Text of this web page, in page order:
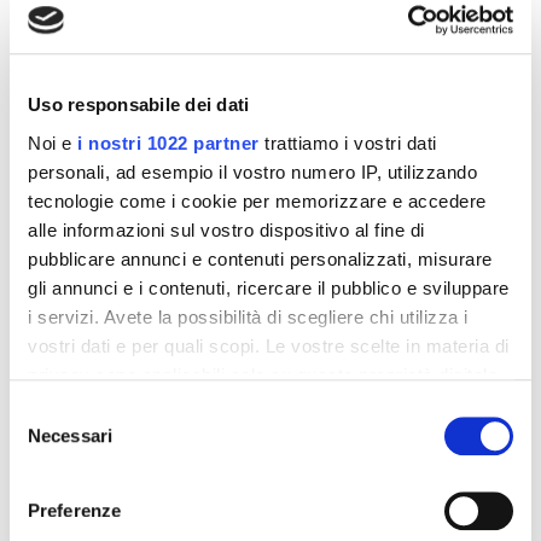
Uso responsabile dei dati
Noi e i nostri 1022 partner trattiamo i vostri dati
personali, ad esempio il vostro numero IP, utilizzando
tecnologie come i cookie per memorizzare e accedere
alle informazioni sul vostro dispositivo al fine di
pubblicare annunci e contenuti personalizzati, misurare
gli annunci e i contenuti, ricercare il pubblico e sviluppare
i servizi. Avete la possibilità di scegliere chi utilizza i
vostri dati e per quali scopi. Le vostre scelte in materia di
modificare o revocare il proprio consenso in qualsiasi
momento dalla Dichiarazione sui cookie o facendo clic
delNecessari
Preferenze
Iodio
70 %
Formato:
porzione singola monopasto.
Dettagli del prodotto
About Pesoforma
Recensioni
Altri prodotti che potrebbero